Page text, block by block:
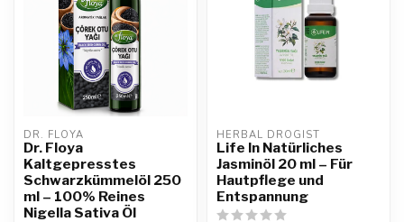
DR. FLOYA
Dr. Floya
Kaltgepresstes
Schwarzkümmelöl 250
ml – 100% Reines
Nigella Sativa Öl
HERBAL DROGIST
Life In Natürliches
Jasminöl 20 ml – Für
Hautpflege und
Entspannung